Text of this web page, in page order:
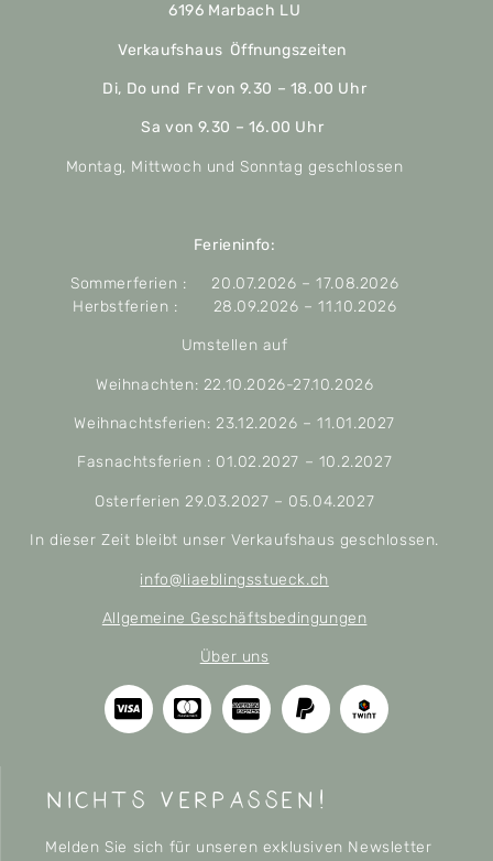
6196 Marbach LU
Verkaufshaus Öffnungszeiten
Di, Do und Fr von 9.30 – 18.00 Uhr
Sa von 9.30 – 16.00 Uhr
Montag, Mittwoch und Sonntag geschlossen
Ferieninfo:
Sommerferien : 20.07.2026 – 17.08.2026
Herbstferien : 28.09.2026 – 11.10.2026
Umstellen auf
Weihnachten: 22.10.2026-27.10.2026
Weihnachtsferien: 23.12.2026 – 11.01.2027
Fasnachtsferien : 01.02.2027 – 10.2.2027
Osterferien 29.03.2027 – 05.04.2027
In dieser Zeit bleibt unser Verkaufshaus geschlossen.
info@liaeblingsstueck.ch
Allgemeine Geschäftsbedingungen
Über uns
nichts verpassen!
Melden Sie sich für unseren exklusiven Newsletter